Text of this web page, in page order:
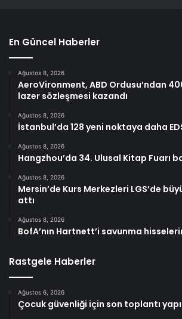
En Güncel Haberler
Ağustos 8, 2026
AeroVironment, ABD Ordusu’ndan
lazer sözleşmesi kazandı
Ağustos 8, 2026
İstanbul’da 128 yeni noktaya daha
Ağustos 8, 2026
Hangzhou’da 34. Ulusal Kitap Fuarı
Ağustos 8, 2026
Mersin’de Kurs Merkezleri LGS’de
attı
Ağustos 8, 2026
BofA’nın Hartnett’i savunma
Rastgele Haberler
Ağustos 6, 2026
Çocuk güvenliği için son toplantı